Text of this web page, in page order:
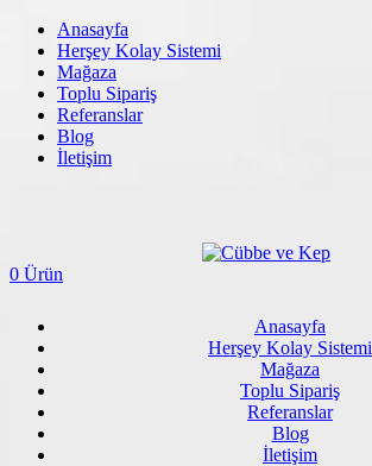
Anasayfa
Herşey Kolay Sistemi
Mağaza
Toplu Sipariş
Referanslar
Blog
İletişim
0 Ürün
Anasayfa
Herşey Kolay Sistemi
Mağaza
Toplu Sipariş
Referanslar
Blog
İletişim